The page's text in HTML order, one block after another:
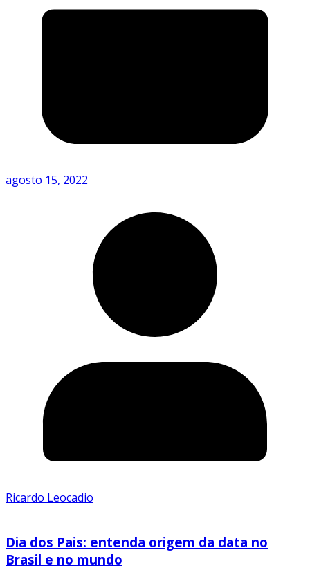
agosto 15, 2022
Ricardo Leocadio
Dia dos Pais: entenda origem da data no
Brasil e no mundo